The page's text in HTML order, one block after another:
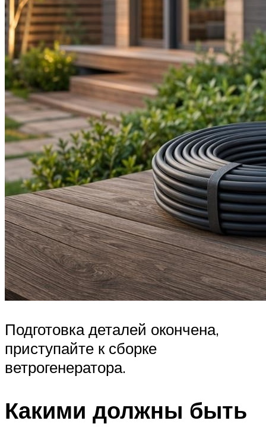
Подготовка деталей окончена,
приступайте к сборке
ветрогенератора.
Какими должны быть